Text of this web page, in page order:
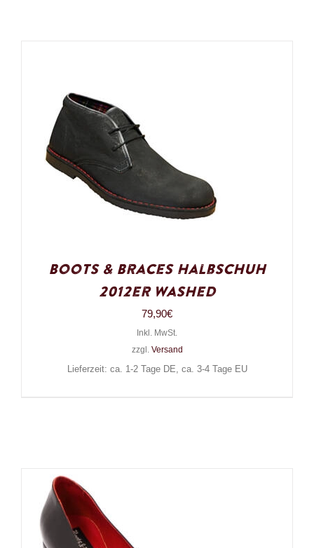
Boots & Braces Halbschuh
2012er Washed
79,90€
Inkl. MwSt.
zzgl. Versand
Lieferzeit: ca. 1-2 Tage DE, ca. 3-4 Tage EU